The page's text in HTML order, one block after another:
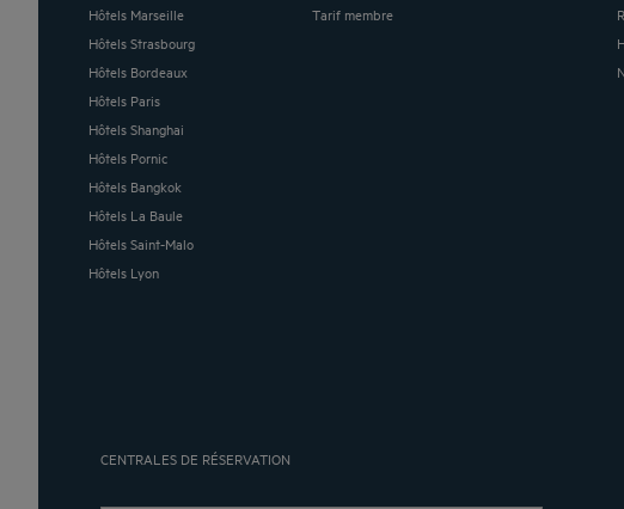
Hôtels Marseille
Hôtels Strasbourg
Hôtels Bordeaux
Hôtels Paris
Hôtels Shanghai
Hôtels Pornic
Hôtels Bangkok
Hôtels La Baule
Hôtels Saint-Malo
Hôtels Lyon
Tarif membre
CENTRALES DE RÉSERVATION